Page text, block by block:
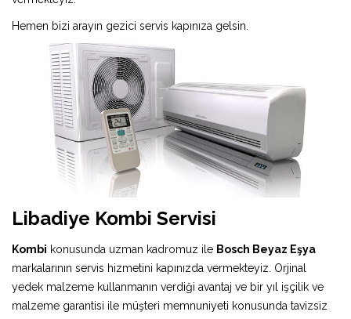
Hemen bizi arayın gezici servis kapınıza gelsin.
Libadiye Kombi Servisi
Kombi konusunda uzman kadromuz ile Bosch Beyaz Eşya
markalarının servis hizmetini kapınızda vermekteyiz. Orjinal
yedek malzeme kullanmanın verdiği avantaj ve bir yıl işçilik ve
malzeme garantisi ile müşteri memnuniyeti konusunda tavizsiz